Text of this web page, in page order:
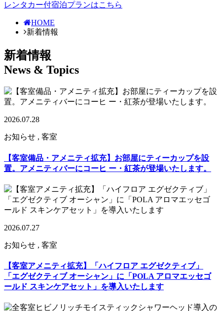
レンタカー付宿泊プランはこちら
HOME
新着情報
新着情報
News & Topics
2026.07.28
お知らせ , 客室
【客室備品・アメニティ拡充】お部屋にティーカップを設
置。アメニティバーにコーヒ ー・紅茶が登場いたします。
2026.07.27
お知らせ , 客室
【客室アメニティ拡充】「ハイフロア エグゼクティブ」
「エグゼクティブ オーシャン」に「POLA アロマエッセゴ
ールド スキンケアセット」を導入いたします